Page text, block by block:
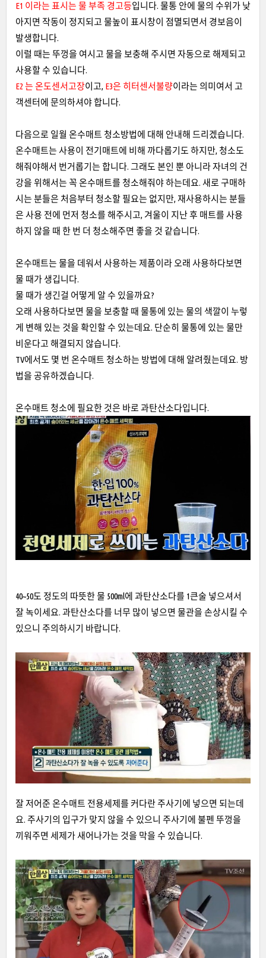
E1 이라는 표시는 물 부족 경고등입니다. 물통 안에 물의 수위가 낮
아지면 작동이 정지되고 물높이 표시창이 점멸되면서 경보음이
발생합니다.
이럴 때는 뚜껑을 여시고 물을 보충해 주시면 자동으로 해제되고
사용할 수 있습니다.
E2 는 온도센서고장이고, E3은 히터센서불량이라는 의미여서 고
객센터에 문의하셔야 합니다.
다음으로 일월 온수매트 청소방법에 대해 안내해 드리겠습니다.
온수매트는 사용이 전기매트에 비해 까다롭기도 하지만, 청소도
해줘야해서 번거롭기는 합니다. 그래도 본인 뿐 아니라 자녀의 건
강을 위해서는 꼭 온수매트를 청소해줘야 하는데요. 새로 구매하
시는 분들은 처음부터 청소할 필요는 없지만, 재사용하시는 분들
은 사용 전에 먼저 청소를 해주시고, 겨울이 지난 후 매트를 사용
하지 않을 때 한 번 더 청소해주면 좋을 것 같습니다.
온수매트는 물을 데워서 사용하는 제품이라 오래 사용하다보면
물 때가 생깁니다.
물 때가 생긴걸 어떻게 알 수 있을까요?
오래 사용하다보면 물을 보충할 때 물통에 있는 물의 색깔이 누렇
게 변해 있는 것을 확인할 수 있는데요. 단순히 물통에 있는 물만
비운다고 해결되지 않습니다.
TV에서도 몇 번 온수매트 청소하는 방법에 대해 알려줬는데요. 방
법을 공유하겠습니다.
온수매트 청소에 필요한 것은 바로 과탄산소다입니다.
40~50도 정도의 따뜻한 물 500ml에 과탄산소다를 1큰술 넣으셔서
잘 녹이세요. 과탄산소다를 너무 많이 넣으면 물관을 손상시킬 수
있으니 주의하시기 바랍니다.
잘 저어준 온수매트 전용세제를 커다란 주사기에 넣으면 되는데
요. 주사기의 입구가 맞지 않을 수 있으니 주사기에 불펜 뚜껑을
끼워주면 세제가 새어나가는 것을 막을 수 있습니다.